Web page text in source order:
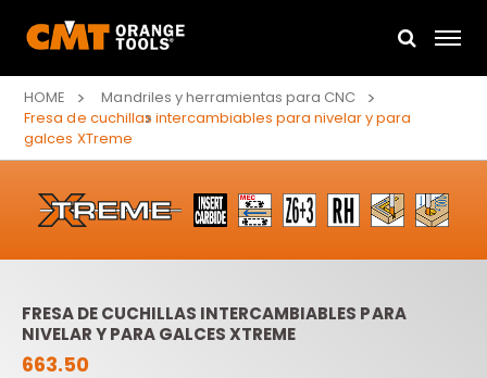
HOME
Mandriles y herramientas para CNC
Fresa de cuchillas intercambiables para nivelar y para
galces XTreme
FRESA DE CUCHILLAS INTERCAMBIABLES PARA
NIVELAR Y PARA GALCES XTREME
663.50